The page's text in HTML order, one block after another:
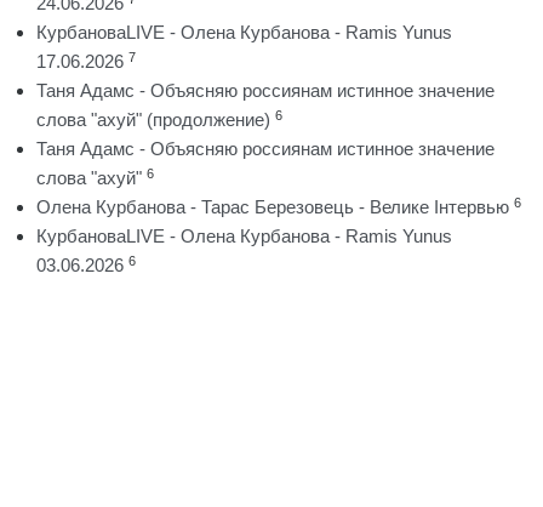
КурбановаLIVE - Олена Курбанова - Ramis Yunus
17.06.2026 7
Таня Адамс - Объясняю россиянам истинное значение
слова "ахуй" (продолжение) 6
Таня Адамс - Объясняю россиянам истинное значение
слова "ахуй" 6
Олена Курбанова - Тарас Березовець - Велике Інтервью 6
КурбановаLIVE - Олена Курбанова - Ramis Yunus
03.06.2026 6